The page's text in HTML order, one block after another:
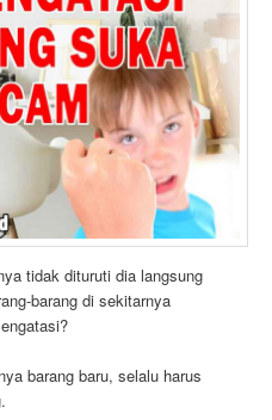
tidak dituruti dia langsung
barang di sekitarnya
barang baru, selalu harus